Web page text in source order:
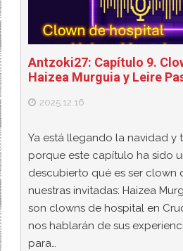
Antzoki27: Capítulo 9.
Haizea Murguia y Leire
2025.12.16
Ya está llegando la navidad y
porque este capítulo ha sido
descubierto qué es ser clown
nuestras invitadas: Haizea
son clowns de hospital en
nos hablarán de sus
para…